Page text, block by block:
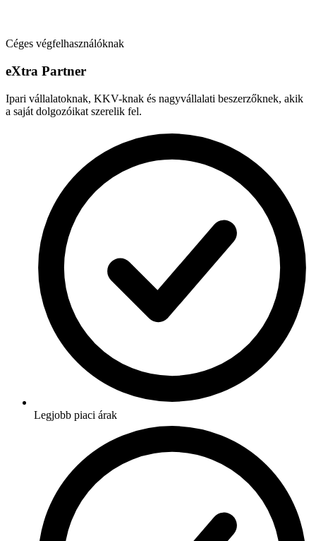
Céges végfelhasználóknak
eXtra Partner
Ipari vállalatoknak, KKV-knak és nagyvállalati beszerzőknek, akik
a saját dolgozóikat szerelik fel.
Legjobb piaci árak